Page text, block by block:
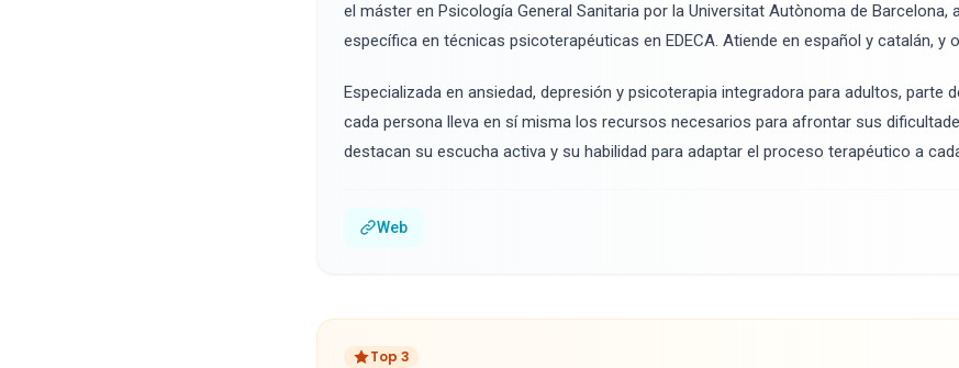
el máster en Psicología General Sanitaria por la Universitat Autònoma de Barcelona,
específica en técnicas psicoterapéuticas en EDECA. Atiende en español y catalán, y
Especializada en ansiedad, depresión y psicoterapia integradora para adultos, parte
cada persona lleva en sí misma los recursos necesarios para afrontar sus
destacan su escucha activa y su habilidad para adaptar el proceso terapéutico a
Web
Top 3